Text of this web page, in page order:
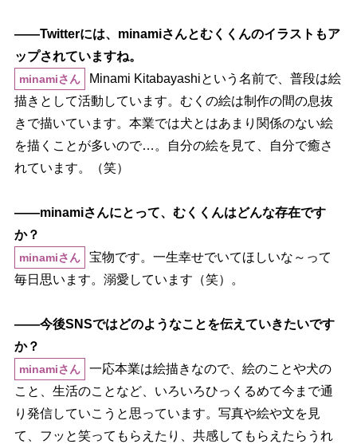
――Twitterには、minamiさんとむくくんのイラストもア
ップされていますね。
minamiさん
Minami Kitabayashiという名前で、普段は絵
描きとして活動しています。むくの絵は制作の間の息抜
きで描いています。本業では犬とはあまり関係のない絵
を描くことが多いので…。自分の絵を見て、自分で癒さ
れています。（笑）
――minamiさんにとって、むくくんはどんな存在です
か？
minamiさん
宝物です。一生幸せでいてほしいな～って
毎日思います。溺愛しています（笑）。
――今後SNSではどのようなことを伝えていきたいです
か？
minamiさん
一応本業は絵描きなので、絵のことや犬の
こと、生活のことなど、いろいろひっくるめて今まで通
り発信していこうと思っています。写真や絵や文を見
て、フッと笑ってもらえたり、共感してもらえたらうれ